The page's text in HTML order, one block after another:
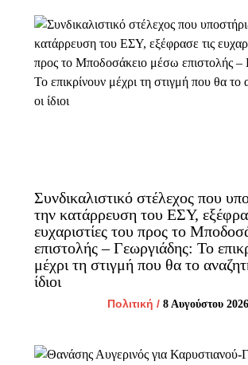
Συνδικαλιστικό στέλεχος που
την κατάρρευση του ΕΣΥ,
ευχαριστίες του προς το
επιστολής – Γεωργιάδης: Το
μέχρι τη στιγμή που θα το
ίδιοι
Πολιτική / 8 Αυγούστου 2026